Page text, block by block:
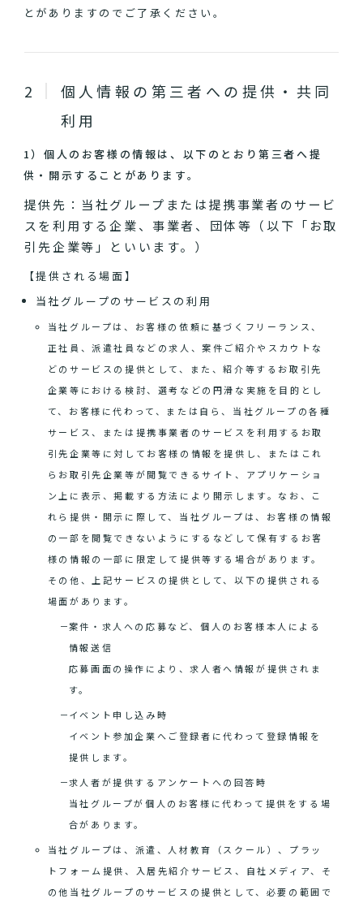
とがありますのでご了承ください。
個人情報の第三者への提供・共同
利用
1）個人のお客様の情報は、以下のとおり第三者へ提
供・開示することがあります。
提供先：当社グループまたは提携事業者のサービ
スを利用する企業、事業者、団体等（以下「お取
引先企業等」といいます。）
【提供される場面】
当社グループのサービスの利用
当社グループは、お客様の依頼に基づくフリーランス、
正社員、派遣社員などの求人、案件ご紹介やスカウトな
どのサービスの提供として、また、紹介等するお取引先
企業等における検討、選考などの円滑な実施を目的とし
て、お客様に代わって、または自ら、当社グループの各種
サービス、または提携事業者のサービスを利用するお取
引先企業等に対してお客様の情報を提供し、またはこれ
らお取引先企業等が閲覧できるサイト、アプリケーショ
ン上に表示、掲載する方法により開示します。なお、こ
れら提供・開示に際して、当社グループは、お客様の情報
の一部を閲覧できないようにするなどして保有するお客
様の情報の一部に限定して提供等する場合があります。
その他、上記サービスの提供として、以下の提供される
場面があります。
案件・求人への応募など、個人のお客様本人による
情報送信
応募画面の操作により、求人者へ情報が提供されま
す。
イベント申し込み時
イベント参加企業へご登録者に代わって登録情報を
提供します。
求人者が提供するアンケートへの回答時
当社グループが個人のお客様に代わって提供をする場
合があります。
当社グループは、派遣、人材教育（スクール）、プラッ
トフォーム提供、入居先紹介サービス、自社メディア、そ
の他当社グループのサービスの提供として、必要の範囲で